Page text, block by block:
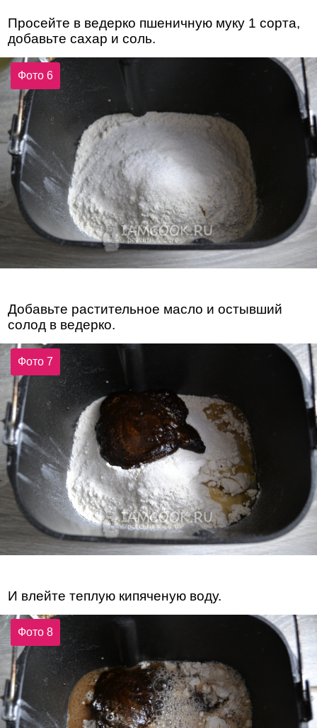
Просейте в ведерко пшеничную муку 1 сорта,
добавьте сахар и соль.
Фото 6
Добавьте растительное масло и остывший
солод в ведерко.
Фото 7
И влейте теплую кипяченую воду.
Фото 8